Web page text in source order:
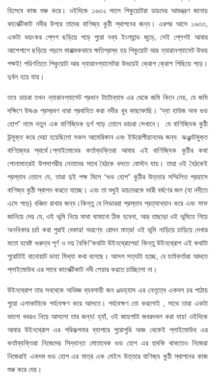
হিসেবে কাজ শুরু করে। ওইদিকে ১৬৩২ সালে পিকুয়োটরা ডাচদের আমন্ত্রণ জানায়
কানেক্টিকাট নদীর উপরে তাদের বাণিজ্য কুঠী স্থাপনের জন্য। এরপর আসে ১৬৩৩,
একটা ভয়ংকর প্লেগ ছড়িয়ে পড়ে পুরো নব্য ইংল্যান্ড জুড়ে, সেই প্লেগই আবার
আশেপাশে ছড়িয়ে পড়লে মারাত্মকভাবে ক্ষতিগ্রস্থ হয় পিকুয়োট আর ন্যারানগ্যাসেট উভয়
পক্ষই! পরিণতিতে পিকুয়োট আর ন্যারানগ্যাসেটরা উভয়েই ক্রোশ ক্রোশ পিছিয়ে পড়ে।
দুর্বল হয়ে যায়।
তবে ডাচরা তখন ন্যারানগ্যাসেট প্রধান টাটোব্যাম এর থেকে জমি কিনে নেয়, যে জমি
দক্ষিণে উষঞ প্রস্রবণ ধারা প্রবাহিত করা নদীর খুব কাছাকাছি। “দ্যা হাউজ অফ গুড
হোপ” নামে নতুন এক বাণিজ্যিক দুর্গ গড়ে তোলে ডাচরা সেখানে। যে বাণিজ্যিক কুঠী
উন্মুক্ত করে দেয়া হয়েছিলো সকল আমেরিকান এবং ইউরোপীয়ানদের জন্য ঝঞ্ঝাটমুক্ত
বাণিজ্যের স্বার্থে।প্লাইমোথের কর্তাব্যক্তিরা আবার এই বাণিজ্যিক কুঠীর কথা
শোনামাত্রই উপসাগরীয় নেতাদের সাথে বৈঠকে বসতে বোস্টন যায়। তারা ওই বৈঠকেই
প্রস্তাব তোলে যে, তারা দুই পক্ষ মিলে “গুড হোপ” কুঠীর উত্তরে সম্মিলিত প্রয়াসে
বাণিজ্য কুঠী স্থাপন করতে যাচ্ছে। এবং তা শুধুই ডাচদেরকে ভারী বর্ষণের জল (যা নদীতে
এসে পড়ে) বঞ্চিত রাখার জন্য।কিন্তু বে লিডাররা প্রস্তাব প্রত্যাখ্যান করে এবং সাফ
জানিয়ে দেয় যে, ওই ভূমি নিয়ে মাথা ঘামানো ঠিক হবেনা, আর তাছাড়া ওই ভূমিতে গিয়ে
অনধিকার চর্চা করা পুরাই বেকার! অরণ্যে রোদন মাত্র! ওই ভূমি নাড়িয়ে চাড়িয়ে দেখার
মতো যথেষ্ট গুরুত্ব পূর্ণ ও নয় বৈকি!”কথাটা উইনথ্রোপের! কিন্তু উইনথ্রোপ এই কথাটা
পুরোটাই বানোয়াট ডাহা মিথ্যা কথা বলেছে। আসল সত্যটা হচ্ছে, বে হর্তাকর্তারা আদতে
প্লাইমোউথ এর সাথে কানেক্টিকাট নদী শেয়ার করতে চাচ্ছিলো না।
উইনথ্রোপ তার সবথেকে অভিজ্ঞ ব্যবসায়ী জন ওল্ডহ্যাম এর নেতৃত্বে একদল চর পাঠায়
পুরো এলাকাটাকে পর্যবেক্ষণ করে আসতে। পর্যবেক্ষণ তো করলোই , সাথে তারা একটা
ভালো খবরও নিয়ে আসলো তার জন্য! হ্যাঁ, ওই জায়গাটা জবরদখল করা যায়! ওইদিকে
আবার উইনথ্রোপ এর পরিকল্পনার ব্যাপারে পুরোপুরি অজ্ঞ থেকেই প্লাইমোউথ এর
কর্তাব্যক্তিরা নিজেদের সিদ্ধান্ত মোতাবেক গুড হোপ এর হুমকি থাকতেও নিজেরা
নিজেরাই একদম গুড হোপ এর মাত্র এক মেইল উত্তরে বাণিজ্য কুঠী স্থাপনের কাজ
শুরু করে দেয়।